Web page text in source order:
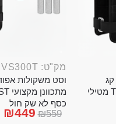
וסט משקולות אפוד עם משקל 20 קג
מתכוונן מקצועי TRAINING VEST מטילי
מק"ט: VS300T
כסף לא שק חול
₪559
₪449